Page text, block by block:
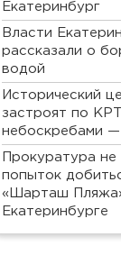
Екатеринбург
Власти
рассказали о
водой
Исторический
застроят по
небоскребами —
Прокуратура не
попыток
«Шарташ
Екатеринбурге